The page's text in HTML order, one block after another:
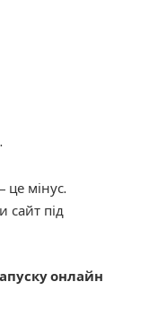
це мінус.
сайт під
онлайн